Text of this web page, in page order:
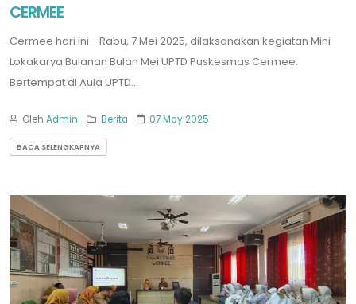
CERMEE
Cermee hari ini - Rabu, 7 Mei 2025, dilaksanakan kegiatan Mini
Lokakarya Bulanan Bulan Mei UPTD Puskesmas Cermee.
Bertempat di Aula UPTD...
Oleh Admin Berita 07 May 2025
BACA SELENGKAPNYA